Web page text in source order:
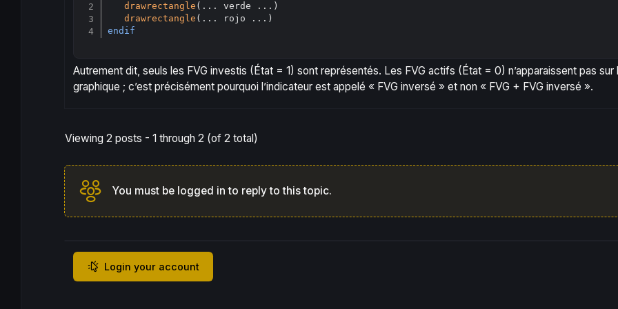
drawrectangle (... verde ...)
drawrectangle
endif
Autrement dit, seuls les FVG investis (État = 1) sont représentés. Les FVG actifs (État = 0) n’apparaissent pas sur
graphique ; c’est précisément pourquoi l’indicateur est appelé « FVG inversé » et non « FVG + FVG inversé ».
Viewing 2 posts - 1 through 2 (of 2 total)
You must be logged in to reply to this topic.
Login your account